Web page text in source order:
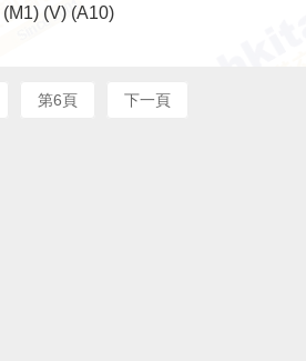
(M1) (V) (A10)
第6頁 下一頁